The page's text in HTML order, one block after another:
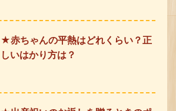
★赤ちゃんの平熱はどれくらい？正
しいはかり方は？